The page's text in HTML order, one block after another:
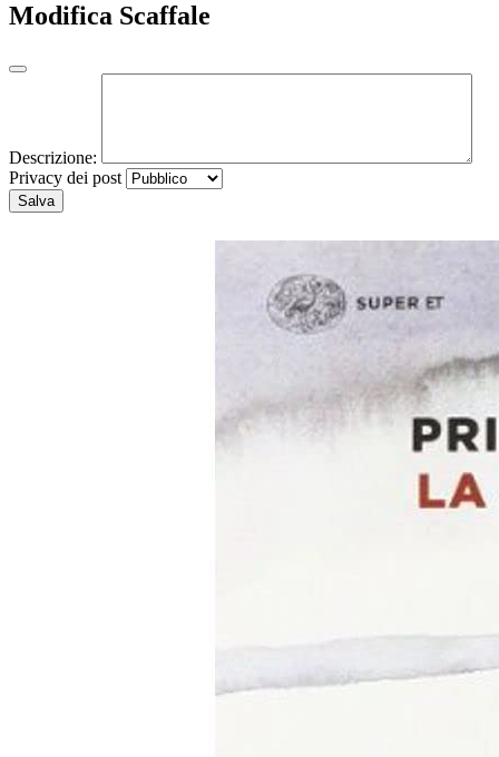
Modifica Scaffale
Descrizione:
Privacy dei post
Salva